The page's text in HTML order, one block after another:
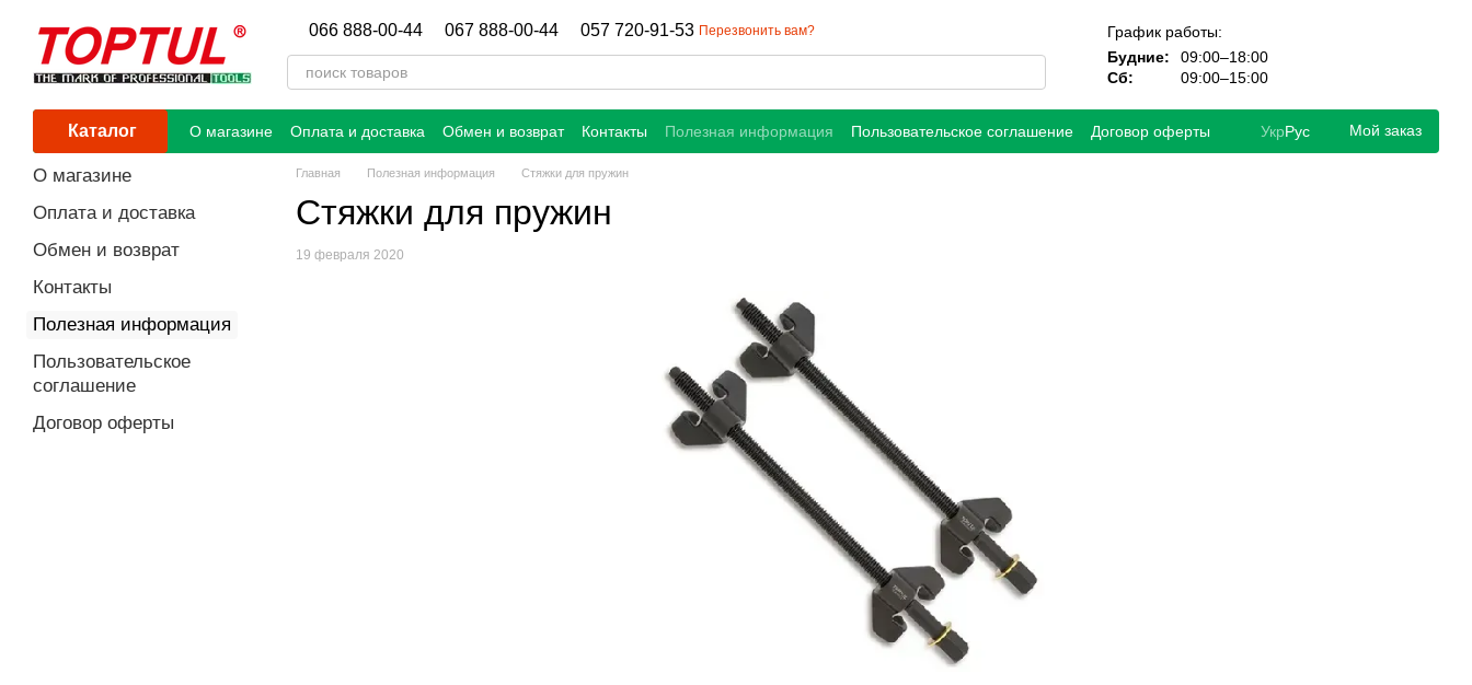
066 888-00-44 067 888-00-44 057 720-91-53 Перезвонить вам?
График работы:
Будние:
09:00–18:00
Сб:
09:00–15:00
Каталог О магазине Оплата и доставка Обмен и возврат Контакты Полезная информация Пользовательское соглашение Договор оферты УкрРус Мой заказ
Главная Полезная информация Стяжки для пружин
Стяжки для пружин
19 февраля 2020
О магазине
Оплата и доставка
Обмен и возврат
Контакты
Полезная информация
Пользовательское
соглашение
Договор оферты